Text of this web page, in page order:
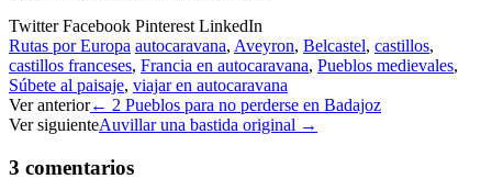
TwitterFacebook Pinterest LinkedIn
Rutas por Europa autocaravana, Aveyron, Belcastel, castillos,
castillos franceses, Francia en autocaravana, Pueblos medievales,
Súbete al paisaje, viajar en autocaravana
Navegación
de
entradas
Ver anterior← 2 Pueblos para no perderse en Badajoz
Ver siguienteAuvillar una bastida original →
3 comentarios